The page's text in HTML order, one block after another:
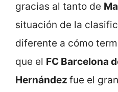
gracias al tanto de
situación de la
diferente a cómo
que el FC Barcelona
Hernández fue el